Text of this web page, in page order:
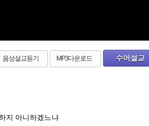
음성설교듣기 MP3다운로드 수어설교
지 아니하겠느냐